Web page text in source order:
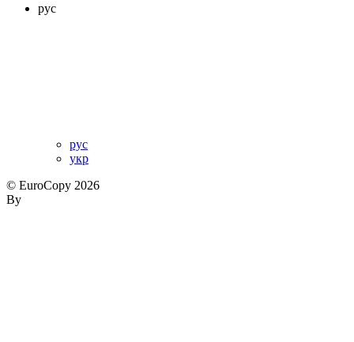
рус
рус
укр
© EuroCopy 2026
By